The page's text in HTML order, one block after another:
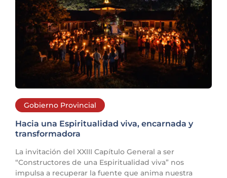
Gobierno Provincial
Hacia una Espiritualidad viva, encarnada y
transformadora
La invitación del XXIII Capítulo General a ser
“Constructores de una Espiritualidad viva” nos
impulsa a recuperar la fuente que anima nuestra